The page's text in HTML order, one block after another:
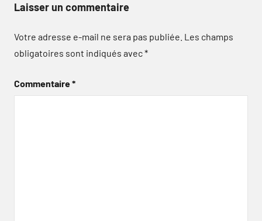
Laisser un commentaire
Votre adresse e-mail ne sera pas publiée. Les champs
obligatoires sont indiqués avec*
Commentaire*